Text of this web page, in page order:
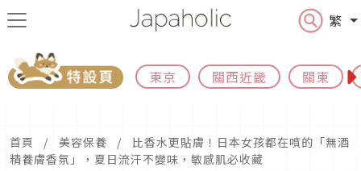
繁
東京 關西近畿 關東
首頁 美容保養
比香水更貼膚！日本女孩都在噴的「無酒
精養膚香氛」，夏日流汗不變味，敏感肌必收藏